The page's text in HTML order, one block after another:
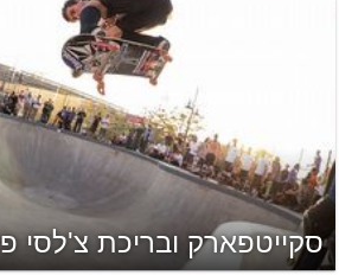
סקייטפארק ובריכת צ'לסי